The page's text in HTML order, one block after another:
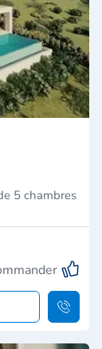
5 chambres